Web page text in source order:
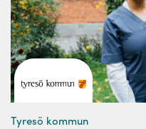
Tyresö kommun